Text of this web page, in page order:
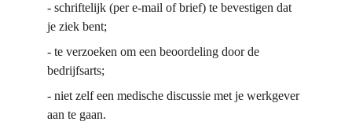
- schriftelijk (per e-mail of brief) te bevestigen dat
je ziek bent;
- te verzoeken om een beoordeling door de
bedrijfsarts;
- niet zelf een medische discussie met je werkgever
aan te gaan.